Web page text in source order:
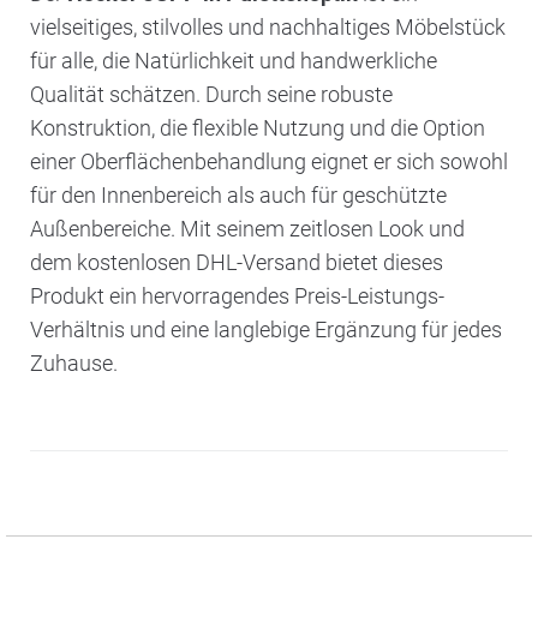
vielseitiges, stilvolles und nachhaltiges Möbelstück
für alle, die Natürlichkeit und handwerkliche
Qualität schätzen. Durch seine robuste
Konstruktion, die flexible Nutzung und die Option
einer Oberflächenbehandlung eignet er sich sowohl
für den Innenbereich als auch für geschützte
Außenbereiche. Mit seinem zeitlosen Look und
dem kostenlosen DHL-Versand bietet dieses
Produkt ein hervorragendes Preis-Leistungs-
Verhältnis und eine langlebige Ergänzung für jedes
Zuhause.